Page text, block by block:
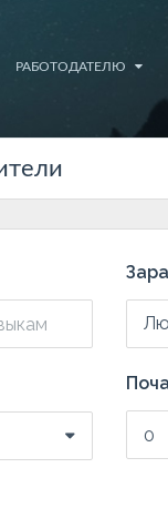
РАБОТОДАТЕЛЮ